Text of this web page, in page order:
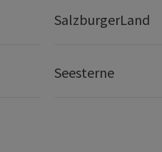
SalzburgerLand
Seesterne